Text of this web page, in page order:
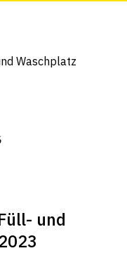
Waschplatz
und